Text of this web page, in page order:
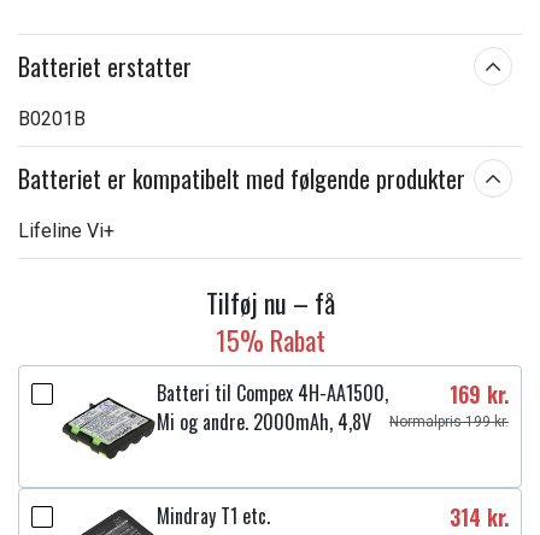
Batteriet erstatter
B0201B
Batteriet er kompatibelt med følgende produkter
Lifeline Vi+
Tilføj nu – få
15% Rabat
Batteri til Compex 4H-AA1500,
Mi og andre. 2000mAh, 4,8V
169 kr.
Normalpris 199 kr.
Mindray T1 etc. 314 kr.